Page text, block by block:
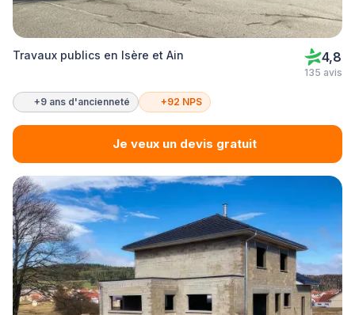
Travaux publics en Isère et Ain 4,8
135 avis
+9 ans d'ancienneté +92 NPS
Je veux un devis gratuit